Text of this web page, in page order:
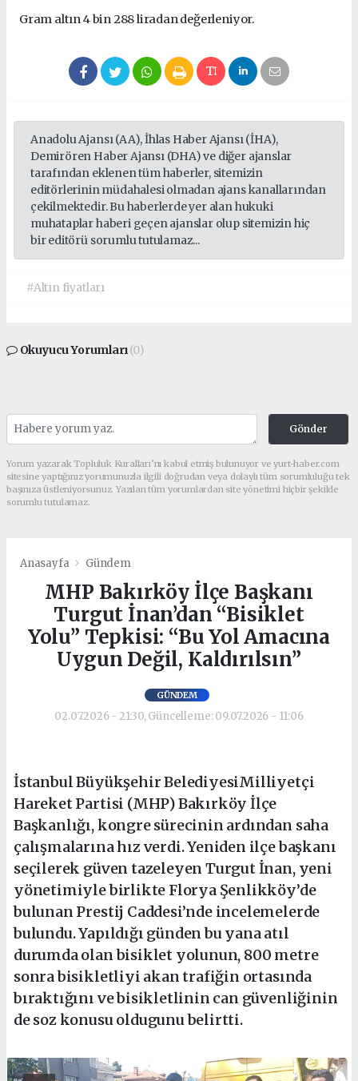
Gram altın 4 bin 288 liradan değerleniyor.
Anadolu Ajansı (AA), İhlas Haber Ajansı (İHA),
Demirören Haber Ajansı (DHA) ve diğer ajanslar
tarafından eklenen tüm haberler, sitemizin
editörlerinin müdahalesi olmadan ajans kanallarından
çekilmektedir. Bu haberlerde yer alan hukuki
muhataplar haberi geçen ajanslar olup sitemizin hiç
bir editörü sorumlu tutulamaz...
#Altın fiyatları
Okuyucu Yorumları(0)
Gönder
Yorum yazarak Topluluk Kuralları’nı kabul etmiş bulunuyor ve yurt-haber.com
sitesine yaptığınız yorumunuzla ilgili doğrudan veya dolaylı tüm sorumluluğu tek
başınıza üstleniyorsunuz. Yazılan tüm yorumlardan site yönetimi hiçbir şekilde
sorumlu tutulamaz.
Anasayfa Gündem
MHP Bakırköy İlçe Başkanı
Turgut İnan’dan “Bisiklet
Yolu” Tepkisi: “Bu Yol Amacına
Uygun Değil, Kaldırılsın”
GÜNDEM
02.07.2026 - 21:30, Güncelleme: 09.07.2026 - 11:06
İstanbul Büyükşehir BelediyesiMilliyetçi
Hareket Partisi (MHP) Bakırköy İlçe
Başkanlığı, kongre sürecinin ardından saha
çalışmalarına hız verdi. Yeniden ilçe başkanı
seçilerek güven tazeleyen Turgut İnan, yeni
yönetimiyle birlikte Florya Şenlikköy’de
bulunan Prestij Caddesi’nde incelemelerde
bulundu. Yapıldığı günden bu yana atıl
durumda olan bisiklet yolunun, 800 metre
sonra bisikletliyi akan trafiğin ortasında
bıraktığını ve bisikletlinin can güvenliğinin
de soz konusu oldugunu belirtti.